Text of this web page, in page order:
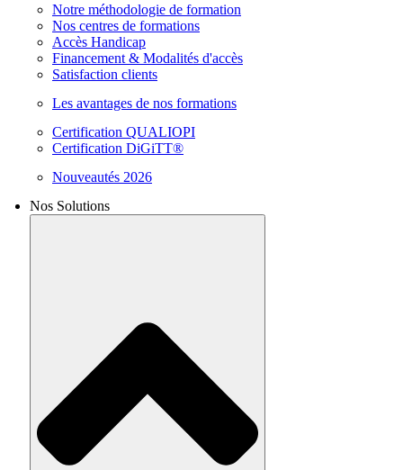
Notre méthodologie de formation
Nos centres de formations
Accès Handicap
Financement & Modalités d'accès
Satisfaction clients
Les avantages de nos formations
Certification QUALIOPI
Certification DiGiTT®
Nouveautés 2026
Nos Solutions